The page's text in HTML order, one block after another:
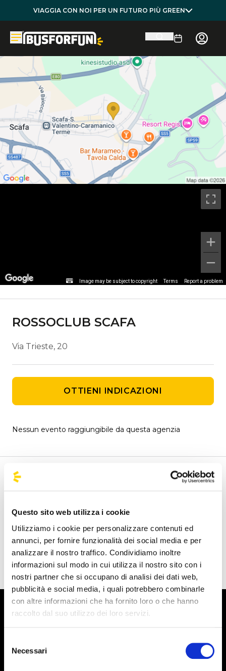
Questo sito web utilizza i cookie
Utilizziamo i cookie per personalizzare contenuti ed
annunci, per fornire funzionalità dei social media e per
analizzare il nostro traffico. Condividiamo inoltre
informazioni sul modo in cui utilizza il nostro sito con i
nostri partner che si occupano di analisi dei dati web,
pubblicità e social media, i quali potrebbero combinarle
con altre informazioni che ha fornito loro o che hanno
raccolto dal suo utilizzo dei loro servizi.
delNecessari
VIAGGIA CON NOI PER UN FUTURO PIÙ GREEN
Image may be subject to copyright Terms Report a problem
Dettaglio agenzia
ROSSOCLUB SCAFA
Via Trieste, 20
OTTIENI INDICAZIONI
Nessun evento raggiungibile da questa agenzia
Benvenuto nella pagina delle agenzie ufficiali di
BusForFun, per trovare rapidamente le agenzie che fanno
tutto il territorio italiano e anche da alcune parti d'Europa
come Spagna, Francia e Germania, BusForFun ti offre un
servizio unico, ovunque tu sia.